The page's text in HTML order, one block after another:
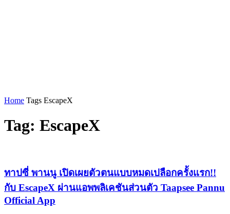
Home Tags EscapeX
Tag: EscapeX
ทาปซี่ พานนู เปิดเผยตัวตนแบบหมดเปลือกครั้งแรก!!
กับ EscapeX ผ่านแอพพลิเคชันส่วนตัว Taapsee Pannu
Official App